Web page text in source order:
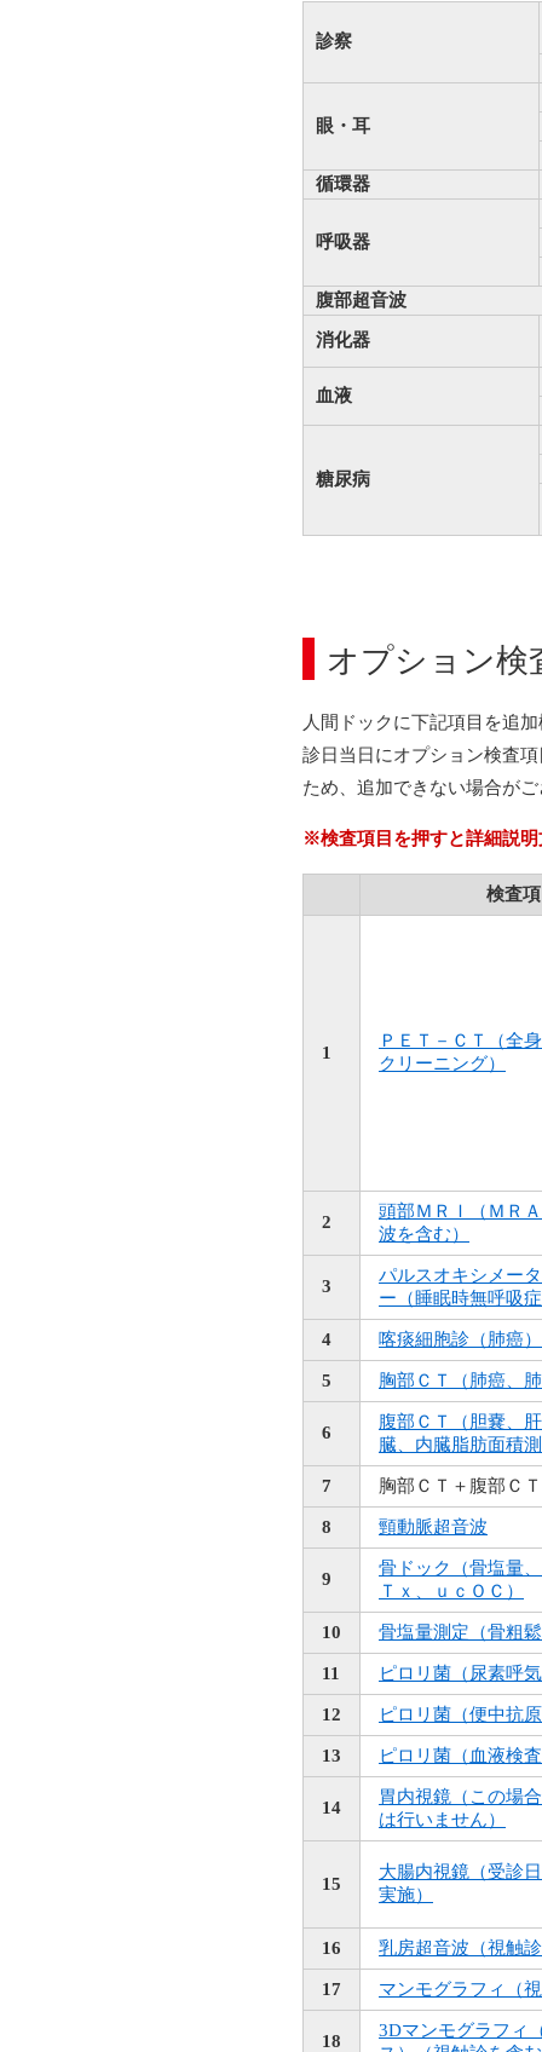
診察
眼・耳
循環器
呼吸器
腹部超音波
消化器
血液
糖尿病
オプション検
人間ドックに下記項目を追
診日当日にオプション検査
ため、追加できない場合が
※検査項目を押すと詳細説
検査
1
ＰＥＴ－ＣＴ（全
クリーニング）
2
頭部ＭＲＩ（ＭＲ
波を含む）
3
パルスオキシメー
ー（睡眠時無呼吸
4 喀痰細胞診（肺癌）
5 胸部ＣＴ（肺癌、
6
腹部ＣＴ（胆嚢、
臓、内臓脂肪面積
7 胸部ＣＴ＋腹部ＣＴ
8 頸動脈超音波
9
骨ドック（骨塩量
Ｔｘ、ｕｃＯＣ）
10 骨塩量測定（骨粗
11 ピロリ菌（尿素呼
12 ピロリ菌（便中抗
13 ピロリ菌（血液検
14
胃内視鏡（この場
は行いません）
15
大腸内視鏡（受診
実施）
16 乳房超音波（視触
17 マンモグラフィ（
18
3Dマンモグラフィ